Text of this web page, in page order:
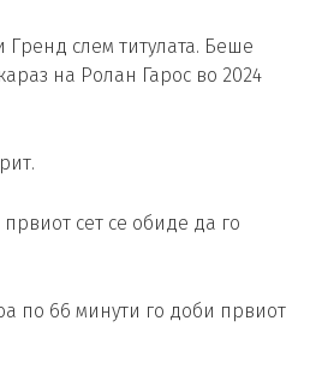
слем титулата. Беше
на Ролан Гарос во 2024
сет се обиде да го
по 66 минути го доби првиот